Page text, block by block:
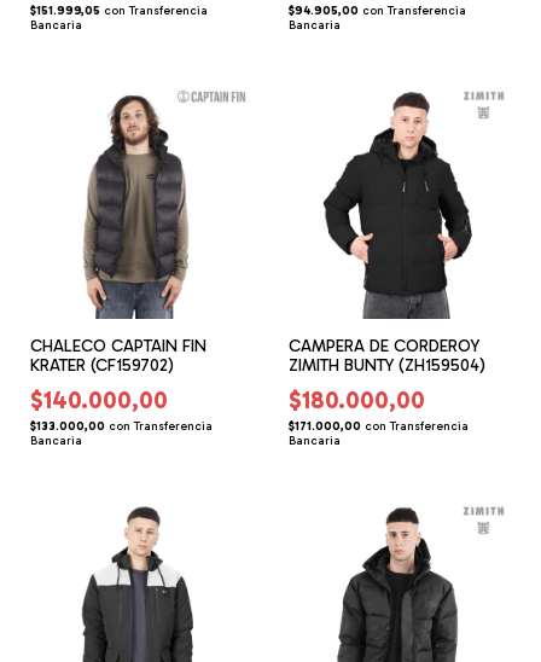
$151.999,05 con Transferencia
Bancaria
$94.905,00 con Transferencia
Bancaria
CHALECO CAPTAIN FIN
KRATER (CF159702)
$140.000,00
$133.000,00 con Transferencia
Bancaria
CAMPERA DE CORDEROY
ZIMITH BUNTY (ZH159504)
$180.000,00
$171.000,00 con Transferencia
Bancaria